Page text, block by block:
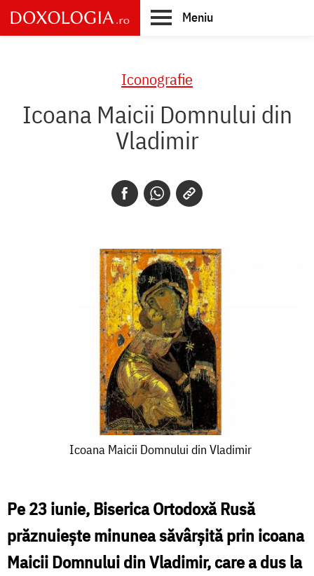
Skip
to
main
Meniu
Iconografie
Icoana Maicii Domnului din
Vladimir
din
Vladimir
Icoana Maicii Domnului din Vladimir
Pe 23 iunie, Biserica Ortodoxă Rusă
prăznuiește minunea săvârșită prin icoana
Maicii Domnului din Vladimir, care a dus la